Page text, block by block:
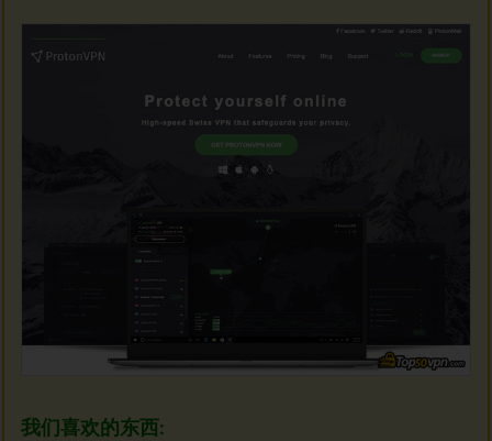
VPN
Betternet免费VPN
OperaVPN免费VPN
我们喜欢的东西: